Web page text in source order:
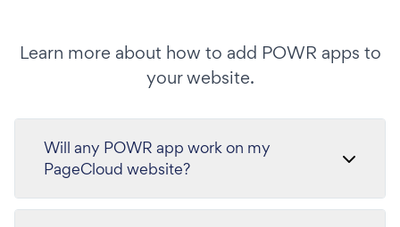
Learn more about how to add POWR apps to
your website.
Will any POWR app work on my
PageCloud website?